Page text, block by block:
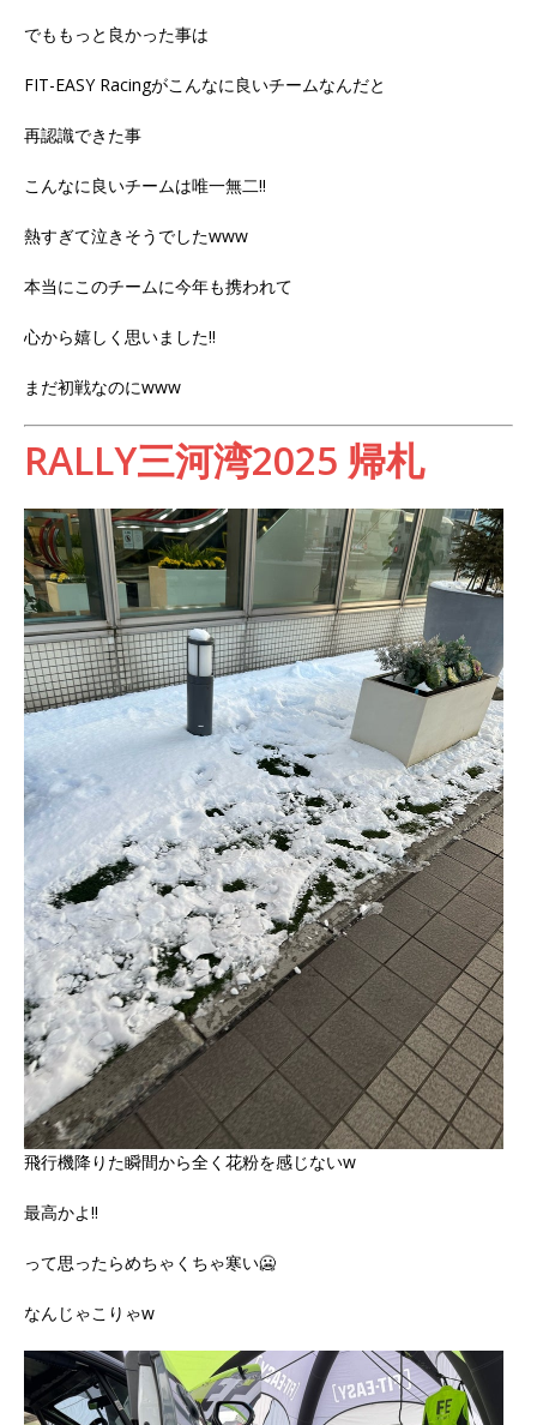
でももっと良かった事は
FIT-EASY Racingがこんなに良いチームなんだと
再認識できた事
こんなに良いチームは唯一無二‼️
熱すぎて泣きそうでしたwww
本当にこのチームに今年も携われて
心から嬉しく思いました‼️
まだ初戦なのにwww
RALLY三河湾2025 帰札
飛行機降りた瞬間から全く花粉を感じないw
最高かよ‼️
って思ったらめちゃくちゃ寒い🥶
なんじゃこりゃw